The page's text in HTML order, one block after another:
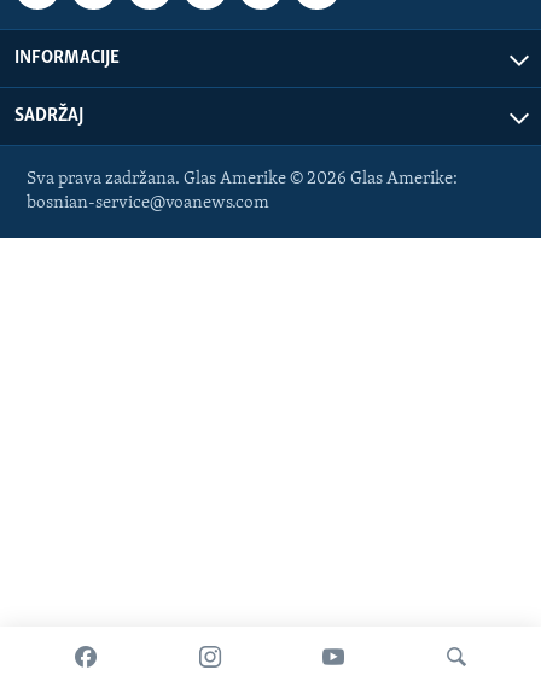
INFORMACIJE
SADRŽAJ
Sva prava zadržana. Glas Amerike © 2026 Glas Amerike:
bosnian-service@voanews.com